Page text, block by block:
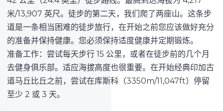
米/13,907 英尺。徒步的第二天，我们爬了两座山。这条步
道是一条相当困难的徒步旅行，在开始之前您应该做好充分
的准备并保持健康。您必须保持适度健康并定期锻炼。
准备工作：尝试每天步行 15 公里，或者在徒步前的几个月
去健身俱乐部。适应海拔高度也很重要。在开始经典印加古
道马丘比丘之前，尝试在库斯科（3350m/11,047ft）停留
至少 2 或 3 天。